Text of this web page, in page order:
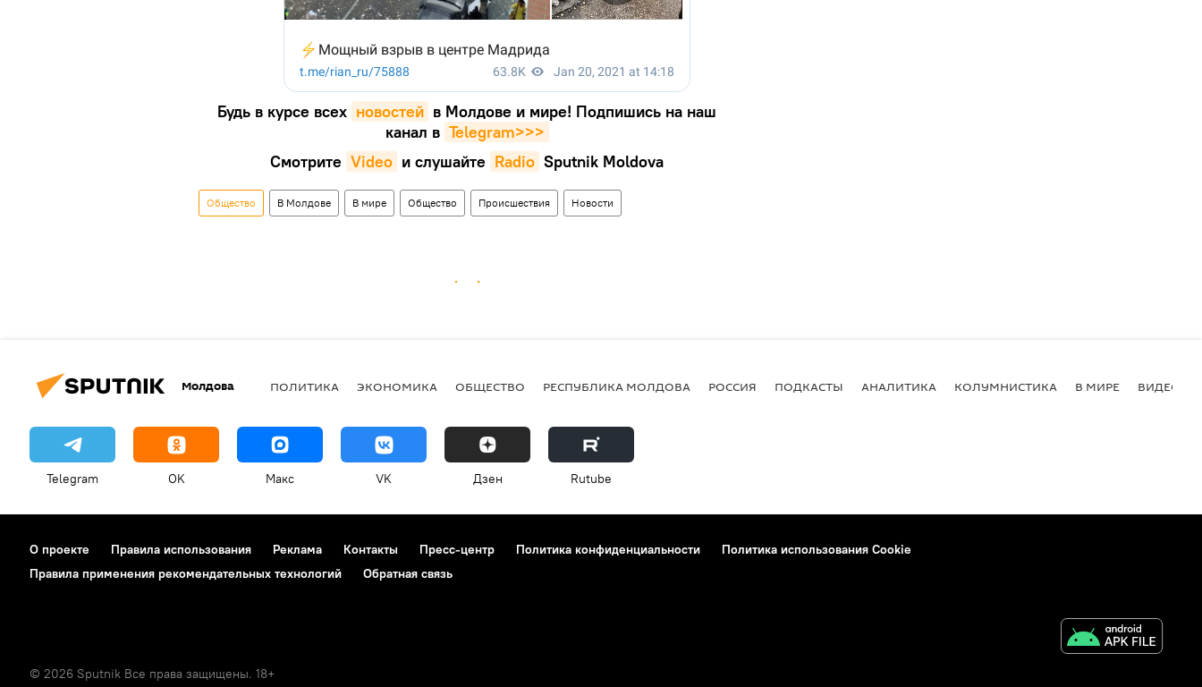
Будь в курсе всех новостей в Молдове и мире! Подпишись на наш
канал в Telegram>>>
Смотрите Video и слушайте Radio Sputnik Moldova
Общество В Молдове В мире Общество Происшествия Новости
Молдова ПОЛИТИКА ЭКОНОМИКА ОБЩЕСТВО РЕСПУБЛИКА МОЛДОВА РОССИЯ ПОДКАСТЫ АНАЛИТИКА КОЛУМНИСТИКА В МИРЕ ВИДЕО
Telegram OK Макс VK Дзен Rutube
О проекте Правила использования Реклама Контакты Пресс-центр Политика конфиденциальности
Политика использования Cookie
Правила применения рекомендательных технологий
Обратная связь
© 2026 Sputnik Все права защищены. 18+